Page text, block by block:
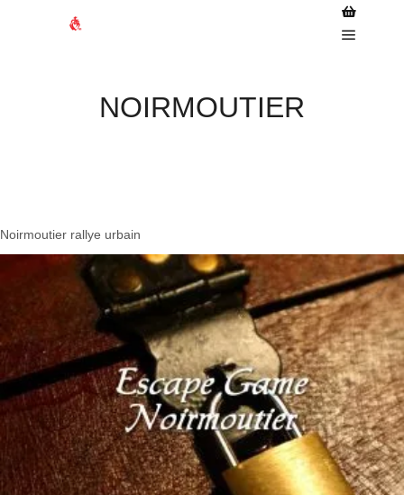
Barre de
NOIRMOUTIER
Noirmoutier rallye urbain
80€